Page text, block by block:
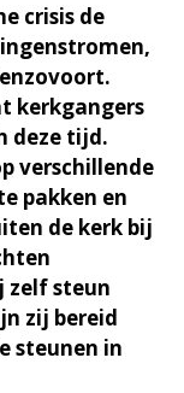
crisis de
kerkgangers
deze tijd.
verschillende
pakken en
de kerk bij
zelf steun
zij bereid
steunen in